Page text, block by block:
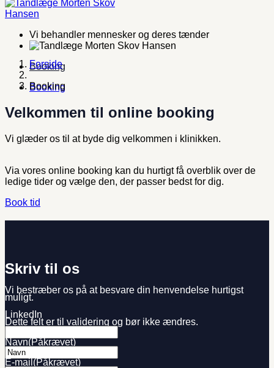
Vi behandler mennesker og deres tænder
Booking
Booking
Forside
Booking
Velkommen til online booking
Vi glæder os til at byde dig velkommen i klinikken.
Via vores online booking kan du hurtigt få overblik over de
ledige tider og vælge den, der passer bedst for dig.
Book tid
Skriv til os
Vi bestræber os på at besvare din henvendelse hurtigst
muligt.
LinkedIn
Dette felt er til validering og bør ikke ændres.
Navn(Påkrævet)
E-mail(Påkrævet)